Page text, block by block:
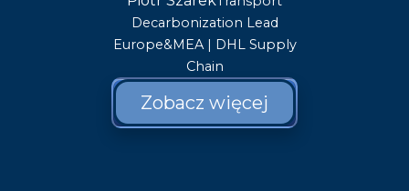
Decarbonization Lead
Europe&MEA | DHL Supply
Chain
Zobacz więcej